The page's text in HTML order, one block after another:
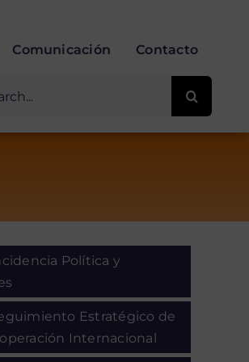
Comunicación Contacto
Política y
Estratégico de
Internacional